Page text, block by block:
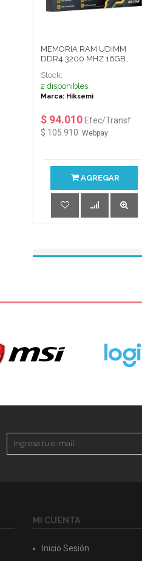
MEMORIA RAM UDIMM
DDR4 3200 MHZ 16GB
Stock:
2 disponibles
Marca: Hiksemi
$ 94.010 Efec/Transf
$ 105.910 Webpay
AGREGAR
MI CUENTA
Inicio Sesión